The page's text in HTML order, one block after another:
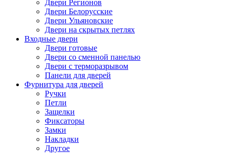
Двери Регионов
Двери Белорусские
Двери Ульяновские
Двери на скрытых петлях
Входные двери
Двери готовые
Двери со сменной панелью
Двери с терморазрывом
Панели для дверей
Фурнитура для дверей
Ручки
Петли
Защелки
Фиксаторы
Замки
Накладки
Другое